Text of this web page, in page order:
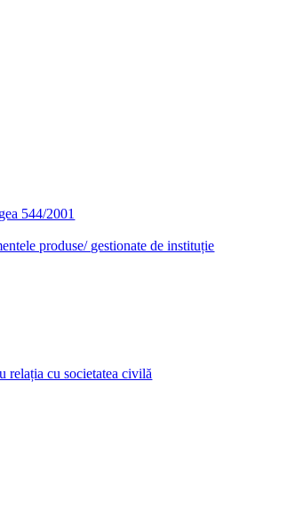
544/2001
produse/ gestionate de instituție
relația cu societatea civilă